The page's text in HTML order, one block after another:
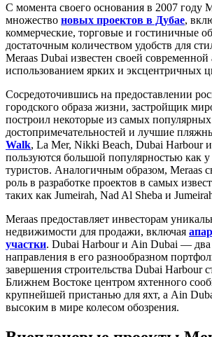
С момента своего основания в 2007 году
множество новых проектов в Дубае,
коммерческие, торговые и гостиничные
достаточным количеством удобств для
Meraas Dubai известен своей
использованием ярких и эксцентричных
Сосредоточившись на предоставлении
городского образа жизни, застройщик
построил некоторые из самых
достопримечательностей и лучшие
Walk, La Mer, Nikki Beach, Dubai Harbour и
пользуются большой популярностью как
туристов. Аналогичным образом, Meraas
роль в разработке проектов в самых
таких как Jumeirah, Nad Al Sheba и
Meraas предоставляет инвесторам
недвижимости для продажи, включая
участки. Dubai Harbour и Ain Dubai —
направления в его разнообразном
завершения строительства Dubai Harbour
Ближнем Востоке центром яхтенного
крупнейшей пристанью для яхт, а Ain
высоким в мире колесом обозрения.